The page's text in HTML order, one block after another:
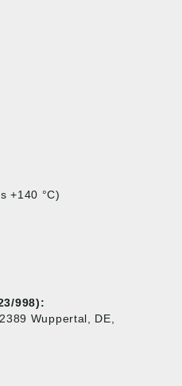
+140 °C)
998):
Wuppertal, DE,